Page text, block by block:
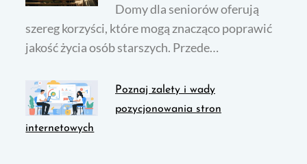
Domy dla seniorów oferują
szereg korzyści, które mogą znacząco poprawić
jakość życia osób starszych. Przede…
Poznaj zalety i wady
pozycjonowania stron
internetowych